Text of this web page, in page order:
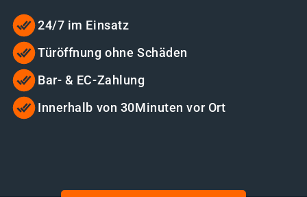
24/7 im Einsatz
Türöffnung ohne Schäden
Bar- & EC-Zahlung
Innerhalb von 30Minuten vor Ort